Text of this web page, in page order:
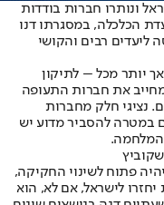
ונותרו חברות בודדות
הכלכלה, במסגרתו דנו
ליעדים רבים והקושי
יותר מכל – לתיקון
את חברות התעופה
נציגי חלק מחברות
במטרה להסביר מדוע יש
המלחמה.
פתוח לשינוי החקיקה,
לישראל, אם לא, הוא